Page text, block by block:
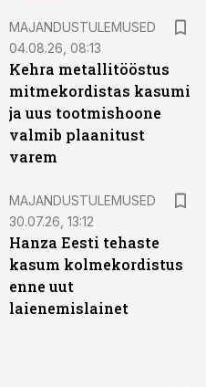
MAJANDUSTULEMUSED
04.08.26, 08:13
Kehra metallitööstus
mitmekordistas kasumi
ja uus tootmishoone
valmib plaanitust
varem
MAJANDUSTULEMUSED
30.07.26, 13:12
Hanza Eesti tehaste
kasum kolmekordistus
enne uut
laienemislainet